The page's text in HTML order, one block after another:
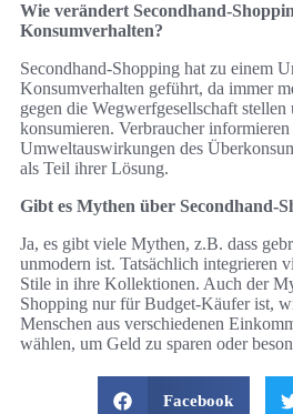
Wie verändert Secondhand-
Konsumverhalten?
Secondhand-Shopping hat zu einem
Konsumverhalten geführt, da immer
gegen die Wegwerfgesellschaft
konsumieren. Verbraucher
Umweltauswirkungen des
als Teil ihrer Lösung.
Gibt es Mythen über Secondhand-
Ja, es gibt viele Mythen, z.B. dass
unmodern ist. Tatsächlich integrieren
Stile in ihre Kollektionen. Auch der
Shopping nur für Budget-Käufer ist,
Menschen aus verschiedenen
wählen, um Geld zu sparen oder
Facebook